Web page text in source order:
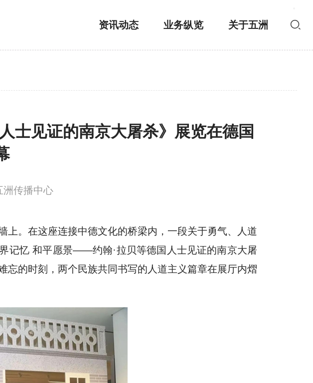
资讯动态 业务纵览 关于五洲
士见证的南京大屠杀》展览在德国
洲传播中心
。在这座连接中德文化的桥梁内，一段关于勇气、人道
记忆 和平愿景——约翰·拉贝等德国人士见证的南京大屠
忘的时刻，两个民族共同书写的人道主义篇章在展厅内熠